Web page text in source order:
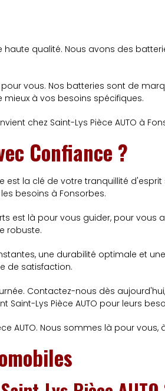
qualité. Nous avons des
vous. Nos batteries sont de
à vos besoins spécifiques.
chez Saint-Lys Pièce AUTO à
Confiance ?
est la clé de votre tranquillité
besoins à Fonsorbes.
est là pour vous guider, pour vous
robuste.
une durabilité optimale et
de satisfaction.
Contactez-nous dès
Lys Pièce AUTO pour leurs
AUTO. Nous sommes là pour vous,